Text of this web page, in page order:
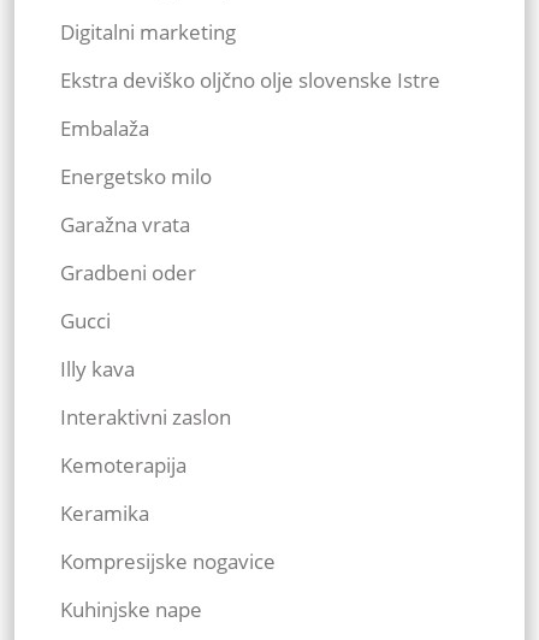
Digitalni marketing
Ekstra deviško oljčno olje slovenske Istre
Embalaža
Energetsko milo
Garažna vrata
Gradbeni oder
Gucci
Illy kava
Interaktivni zaslon
Kemoterapija
Keramika
Kompresijske nogavice
Kuhinjske nape